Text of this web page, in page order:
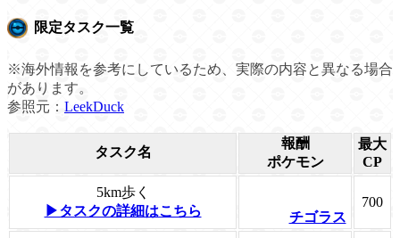
限定タスク一覧
※海外情報を参考にしているため、実際の内容と異なる場合
があります。
参照元： LeekDuck
タスク名
報酬
ポケモン
最大
CP
5km歩く
▶タスクの詳細はこちら
チゴラス
700